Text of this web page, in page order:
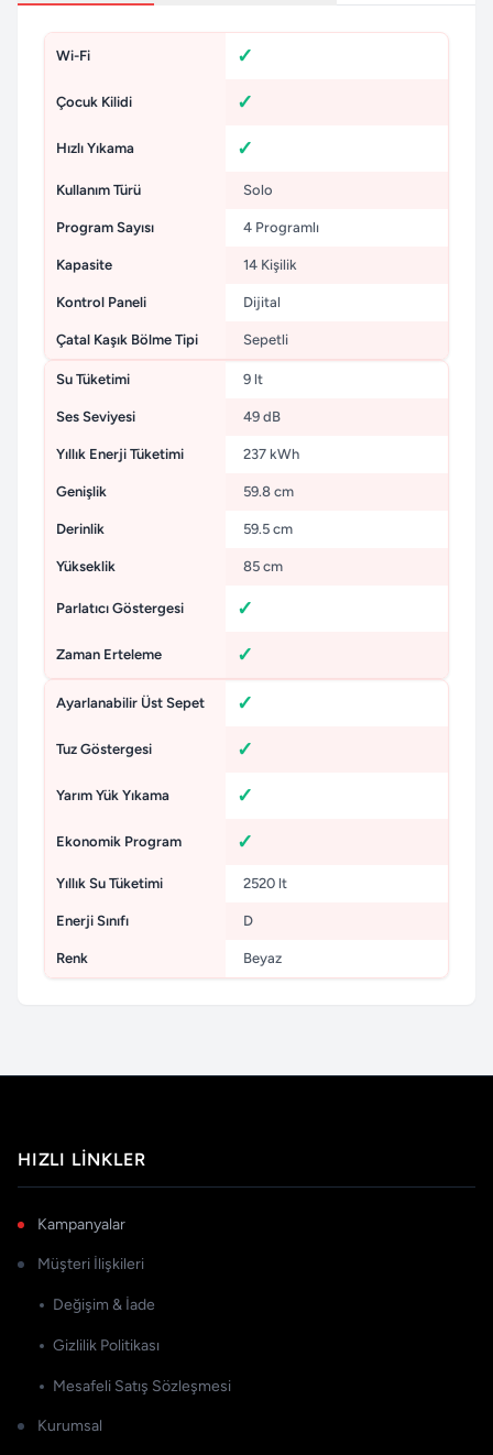
Wi-Fi
Çocuk Kilidi
Hızlı Yıkama
Kullanım Türü Solo
Program Sayısı 4 Programlı
Kapasite 14 Kişilik
Kontrol Paneli Dijital
Çatal Kaşık Bölme Tipi Sepetli
Su Tüketimi 9 lt
Ses Seviyesi 49 dB
Yıllık Enerji Tüketimi 237 kWh
Genişlik 59.8 cm
Derinlik 59.5 cm
Yükseklik 85 cm
Parlatıcı Göstergesi
Zaman Erteleme
Ayarlanabilir Üst Sepet
Tuz Göstergesi
Yarım Yük Yıkama
Ekonomik Program
Yıllık Su Tüketimi 2520 lt
Enerji Sınıfı D
Renk Beyaz
HIZLI LINKLER
Kampanyalar
Müşteri İlişkileri
Değişim & İade
Gizlilik Politikası
Mesafeli Satış Sözleşmesi
Kurumsal